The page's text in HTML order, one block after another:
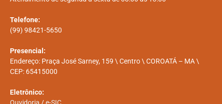
Telefone:
(99) 98421-5650
Presencial:
Endereço: Praça José Sarney, 159 \ Centro \ COROATÁ – MA \
CEP: 65415000
Eletrônico: